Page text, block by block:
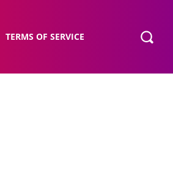
TERMS OF SERVICE